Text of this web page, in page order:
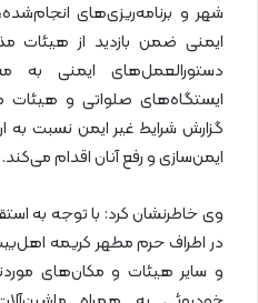
شهر و برنامه‌ریزی‌های
ایمنی ضمن بازدید از هیئات
دستورالعمل‌های ایمنی به
ایستگاه‌های صلواتی و
گزارش شرایط غیر ایمن نسبت به
ایمن‌سازی و رفع آنان اقدام می‌کند.
وی خاطرنشان کرد: با توجه به
در اطراف حرم مطهر کریمه
و سایر هیئات و مکان‌های